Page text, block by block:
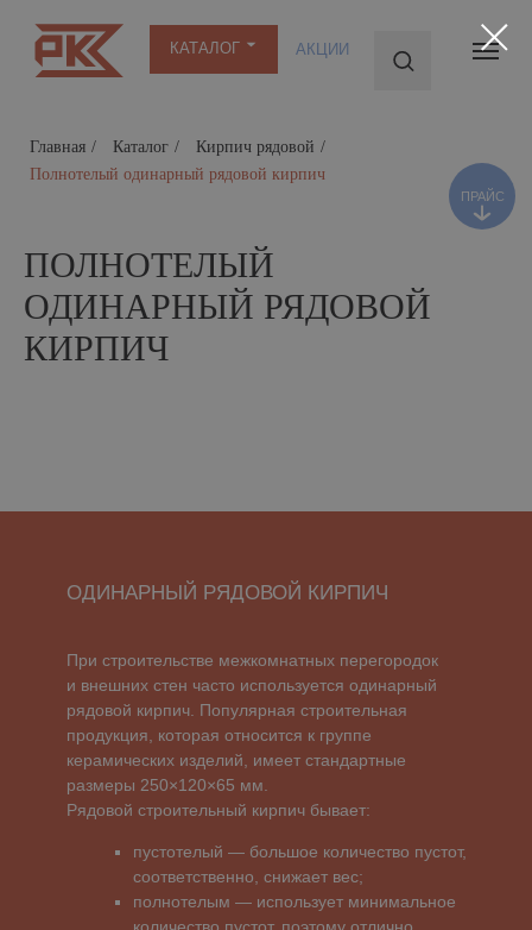
Главная / Каталог / Кирпич рядовой /
Полнотелый одинарный рядовой кирпич
ПОЛНОТЕЛЫЙ
ОДИНАРНЫЙ РЯДОВОЙ
КИРПИЧ
Рядовой строительный кирпич бывает:
количество пустот, поэтому отлично
Но все одинарные кирпичи — будь то пустотелые
или полнотелые изделия — производятся
стандартного размера и обязательно проходят
высокий запас прочности, стойкости к износу.